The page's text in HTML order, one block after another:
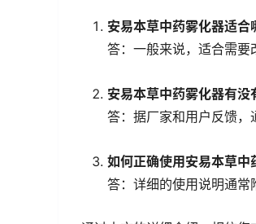
安易本草中药雾化器适合
答：一般来说，适合需要
安易本草中药雾化器有没
答：据厂家和用户反馈，
如何正确使用安易本草中
答：详细的使用说明通常